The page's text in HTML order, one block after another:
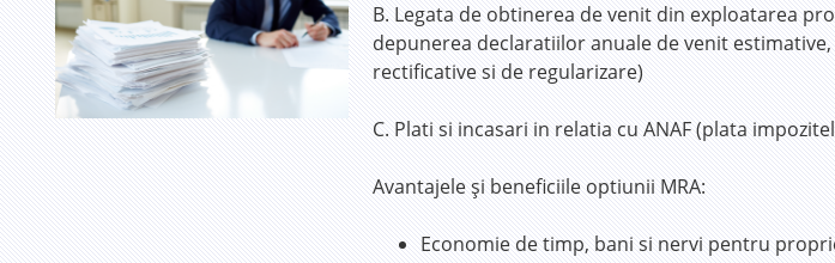
B. Legata de obtinerea de venit din exploatarea
depunerea declaratiilor anuale de venit
rectificative si de regularizare)
C. Plati si incasari in relatia cu ANAF (plata
Avantajele şi beneficiile optiunii MRA:
Economie de timp, bani si nervi pentru